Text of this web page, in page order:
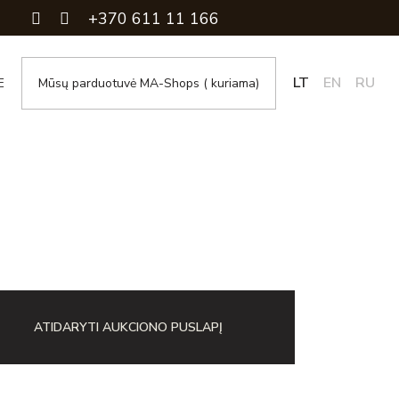
+370 611 11 166
Mūsų parduotuvė MA-Shops ( kuriama) LT EN RU
ATIDARYTI AUKCIONO PUSLAPĮ